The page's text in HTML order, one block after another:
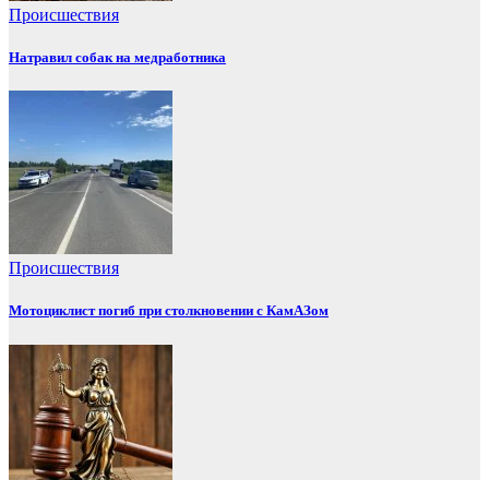
Происшествия
Натравил собак на медработника
Происшествия
Мотоциклист погиб при столкновении с КамАЗом